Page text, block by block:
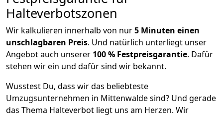
Halteverbotszonen
Wir kalkulieren innerhalb von nur5 Minuten einen
unschlagbaren Preis. Und natürlich unterliegt unser
Angebot auch unserer 100 % Festpreisgarantie. Dafür
stehen wir ein und dafür sind wir bekannt.
Wusstest Du, dass wir das beliebteste
Umzugsunternehmen in Mittenwalde sind? Und gerade
das Thema Halteverbot liegt uns am Herzen. Wir